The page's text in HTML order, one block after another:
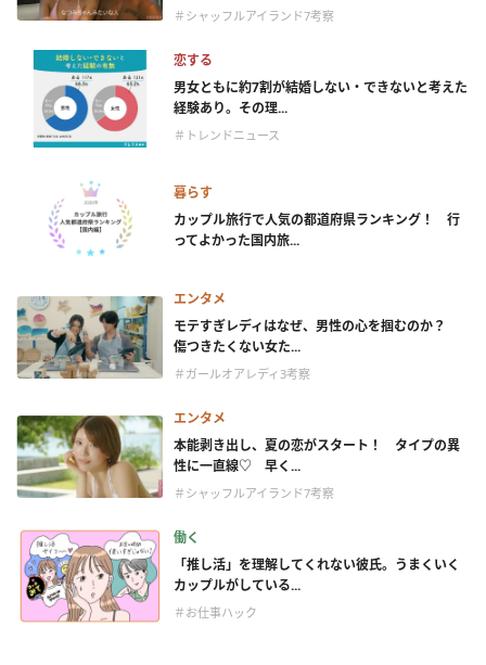
＃シャッフルアイランド7考察
恋する
男女ともに約7割が結婚しない・できないと考えた
経験あり。その理...
＃トレンドニュース
暮らす
カップル旅行で人気の都道府県ランキング！ 行
ってよかった国内旅...
エンタメ
モテすぎレディはなぜ、男性の心を掴むのか？
傷つきたくない女た...
＃ガールオアレディ3考察
エンタメ
本能剥き出し、夏の恋がスタート！ タイプの異
性に一直線♡ 早く...
＃シャッフルアイランド7考察
働く
「推し活」を理解してくれない彼氏。うまくいく
カップルがしている...
＃お仕事ハック